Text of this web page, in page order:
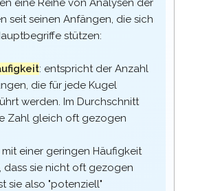
eine Reihe von Analysen der
seit seinen Anfängen, die sich
stützen:
: entspricht der Anzahl
die für jede Kugel
werden. Im Durchschnitt
Zahl gleich oft gezogen
einer geringen Häufigkeit
dass sie nicht oft gezogen
sie also "potenziell"